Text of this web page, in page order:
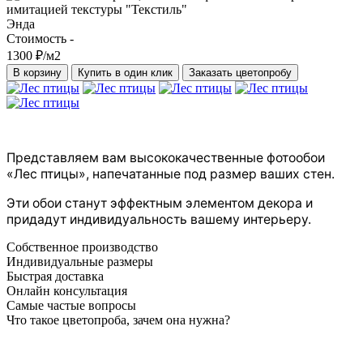
Энда
Стоимость -
1300 ₽/м2
В корзину Купить в один клик Заказать цветопробу
Представляем вам высококачественные фотообои
«Лес птицы», напечатанные под размер ваших стен.
Эти обои станут эффектным элементом декора и
придадут индивидуальность вашему интерьеру.
Собственное производство
Индивидуальные размеры
Быстрая доставка
Онлайн консультация
Самые частые вопросы
Что такое цветопроба, зачем она нужна?